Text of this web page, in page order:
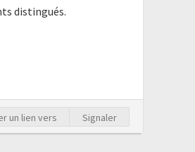
distingués.
un lien vers Signaler